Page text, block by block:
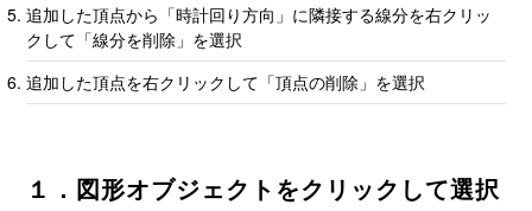
追加した頂点から「時計回り方向」に隣接する線分を右クリッ
クして「線分を削除」を選択
追加した頂点を右クリックして「頂点の削除」を選択
１．図形オブジェクトをクリックして選択